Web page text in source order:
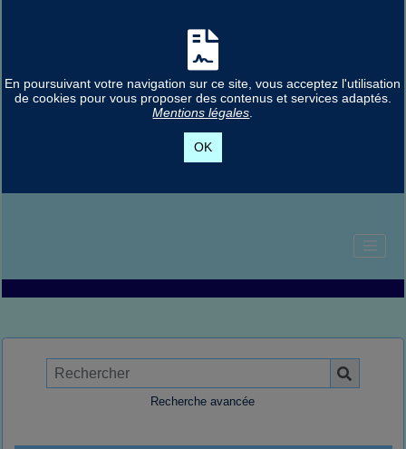
En poursuivant votre navigation sur ce site, vous acceptez l'utilisation
de cookies pour vous proposer des contenus et services adaptés.
Mentions légales
OK
Recherche avancée